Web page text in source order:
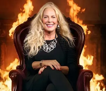
Politica
Attualità
Economia e lavoro